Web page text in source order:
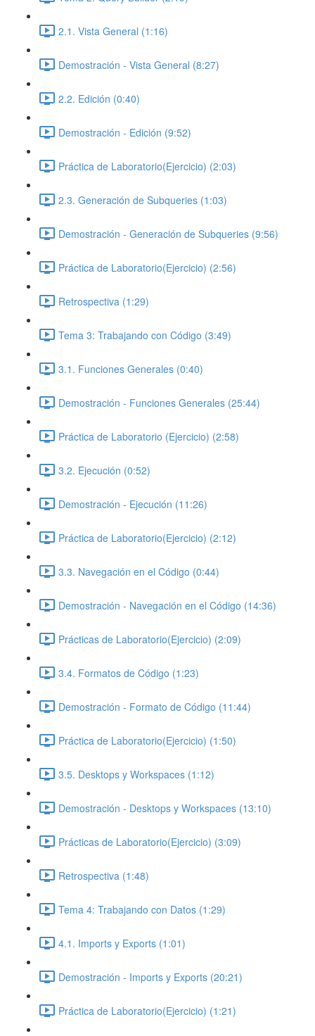
2.1. Vista General (1:16)
Demostración - Vista General (8:27)
2.2. Edición (0:40)
Demostración - Edición (9:52)
Práctica de Laboratorio(Ejercicio) (2:03)
2.3. Generación de Subqueries (1:03)
Demostración - Generación de Subqueries (9:56)
Práctica de Laboratorio(Ejercicio) (2:56)
Retrospectiva (1:29)
Tema 3: Trabajando con Código (3:49)
3.1. Funciones Generales (0:40)
Demostración - Funciones Generales (25:44)
Práctica de Laboratorio (Ejercicio) (2:58)
3.2. Ejecución (0:52)
Demostración - Ejecución (11:26)
Práctica de Laboratorio(Ejercicio) (2:12)
3.3. Navegación en el Código (0:44)
Demostración - Navegación en el Código (14:36)
Prácticas de Laboratorio(Ejercicio) (2:09)
3.4. Formatos de Código (1:23)
Demostración - Formato de Código (11:44)
Práctica de Laboratorio(Ejercicio) (1:50)
3.5. Desktops y Workspaces (1:12)
Demostración - Desktops y Workspaces (13:10)
Prácticas de Laboratorio(Ejercicio) (3:09)
Retrospectiva (1:48)
Tema 4: Trabajando con Datos (1:29)
4.1. Imports y Exports (1:01)
Demostración - Imports y Exports (20:21)
Práctica de Laboratorio(Ejercicio) (1:21)